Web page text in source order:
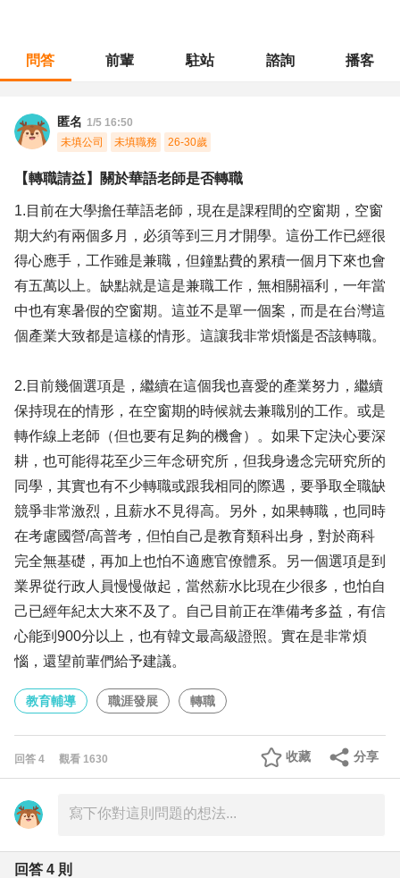
問答 前輩 駐站 諮詢 播客
匿名 1/5 16:50
未填公司
未填職務 26-30歲
【轉職請益】關於華語老師是否轉職
1.目前在大學擔任華語老師，現在是課程間的空窗期，空窗
期大約有兩個多月，必須等到三月才開學。這份工作已經很
得心應手，工作雖是兼職，但鐘點費的累積一個月下來也會
有五萬以上。缺點就是這是兼職工作，無相關福利，一年當
中也有寒暑假的空窗期。這並不是單一個案，而是在台灣這
個產業大致都是這樣的情形。這讓我非常煩惱是否該轉職。
2.目前幾個選項是，繼續在這個我也喜愛的產業努力，繼續
保持現在的情形，在空窗期的時候就去兼職別的工作。或是
轉作線上老師（但也要有足夠的機會）。如果下定決心要深
耕，也可能得花至少三年念研究所，但我身邊念完研究所的
同學，其實也有不少轉職或跟我相同的際遇，要爭取全職缺
競爭非常激烈，且薪水不見得高。另外，如果轉職，也同時
在考慮國營/高普考，但怕自己是教育類科出身，對於商科
完全無基礎，再加上也怕不適應官僚體系。另一個選項是到
業界從行政人員慢慢做起，當然薪水比現在少很多，也怕自
己已經年紀太大來不及了。自己目前正在準備考多益，有信
心能到900分以上，也有韓文最高級證照。實在是非常煩
惱，還望前輩們給予建議。
教育輔導 職涯發展 轉職
回答 4 觀看 1630 分享
收藏
回答 4 則